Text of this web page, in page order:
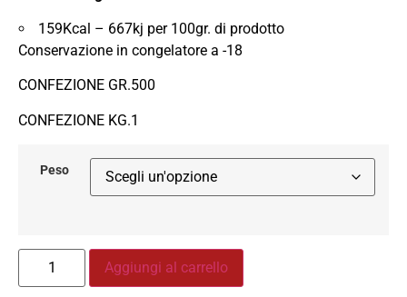
159Kcal – 667kj per 100gr. di prodotto
Conservazione in congelatore a -18
CONFEZIONE GR.500
CONFEZIONE KG.1
Peso
Aggiungi al carrello